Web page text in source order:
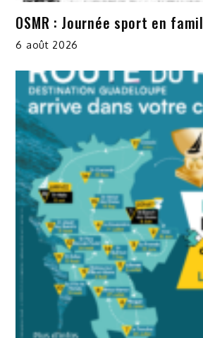
OSMR : Journée sport en
6 août 2026